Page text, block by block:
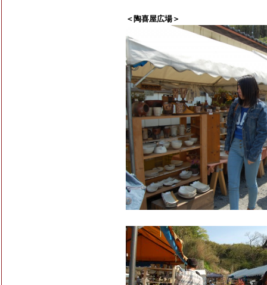
＜陶喜屋広場＞